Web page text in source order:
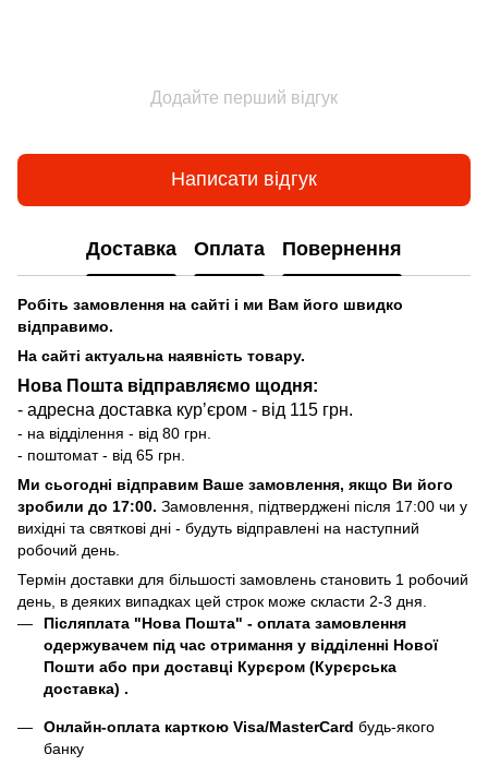
Додайте перший відгук
Написати відгук
Доставка Оплата Повернення
Робіть замовлення на сайті і ми Вам його швидко
відправимо.
На сайті актуальна наявність товару.
Нова Пошта відправляємо щодня:
- адресна доставка курʼєром - від 115 грн.
- на відділення - від 80 грн.
- поштомат - від 65 грн.
Ми сьогодні відправим Ваше замовлення, якщо Ви його
зробили до 17:00. Замовлення, підтверджені після 17:00 чи у
вихідні та святкові дні - будуть відправлені на наступний
робочий день.
Термін доставки для більшості замовлень становить 1 робочий
день, в деяких випадках цей строк може скласти 2-3 дня.
Післяплата "Нова Пошта" - оплата замовлення
одержувачем під час отримання у відділенні Нової
Пошти або при доставці Курєром (Курєрська
доставка) .
Онлайн-оплата карткою Visa/MasterCard будь-якого
банку